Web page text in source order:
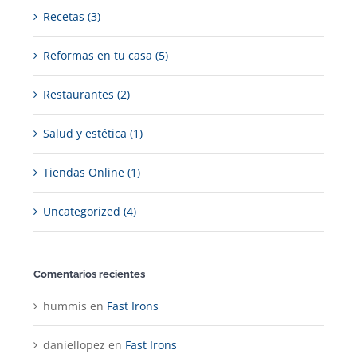
Recetas (3)
Reformas en tu casa (5)
Restaurantes (2)
Salud y estética (1)
Tiendas Online (1)
Uncategorized (4)
Comentarios recientes
hummis en Fast Irons
daniellopez en Fast Irons